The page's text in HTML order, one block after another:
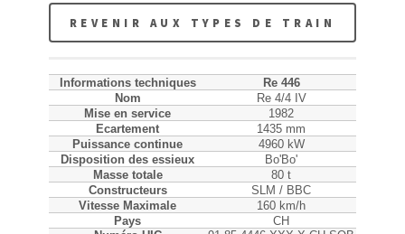
REVENIR AUX TYPES DE TRAIN
Informations techniques
Re 446
Nom
Re 4/4 IV
Mise en service
1982
Ecartement
1435 mm
Puissance continue
4960 kW
Disposition des essieux
Bo'Bo'
Masse totale
80 t
Constructeurs
SLM / BBC
Vitesse Maximale
160 km/h
Pays
CH